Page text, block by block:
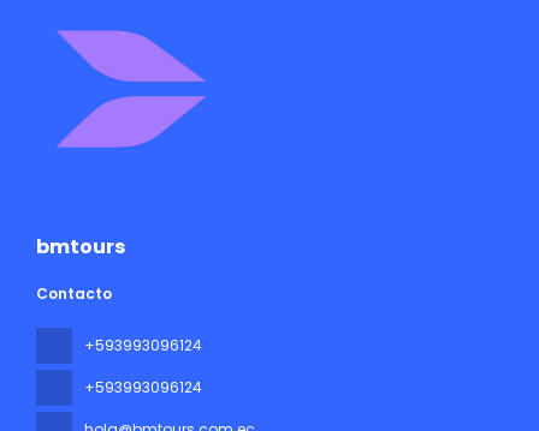
bmtours
Contacto
+593993096124
+593993096124